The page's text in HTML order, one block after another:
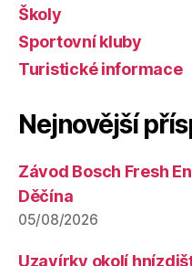
Školy
Sportovní kluby
Turistické informace
Nejnovější
Závod Bosch Fresh
Děčína
05/08/2026
Uzavírky okolí